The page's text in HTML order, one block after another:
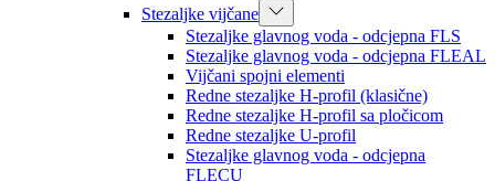
Stezaljke vijčane
Stezaljke glavnog voda - odcjepna FLS
Stezaljke glavnog voda - odcjepna FLEAL
Vijčani spojni elementi
Redne stezaljke H-profil (klasične)
Redne stezaljke H-profil sa pločicom
Redne stezaljke U-profil
Stezaljke glavnog voda - odcjepna
FLECU